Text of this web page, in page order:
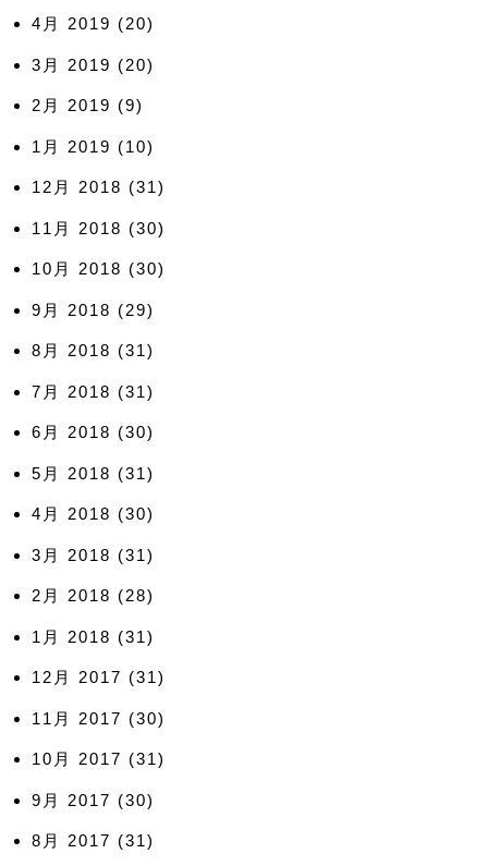
4月 2019 (20)
3月 2019 (20)
2月 2019 (9)
1月 2019 (10)
12月 2018 (31)
11月 2018 (30)
10月 2018 (30)
9月 2018 (29)
8月 2018 (31)
7月 2018 (31)
6月 2018 (30)
5月 2018 (31)
4月 2018 (30)
3月 2018 (31)
2月 2018 (28)
1月 2018 (31)
12月 2017 (31)
11月 2017 (30)
10月 2017 (31)
9月 2017 (30)
8月 2017 (31)